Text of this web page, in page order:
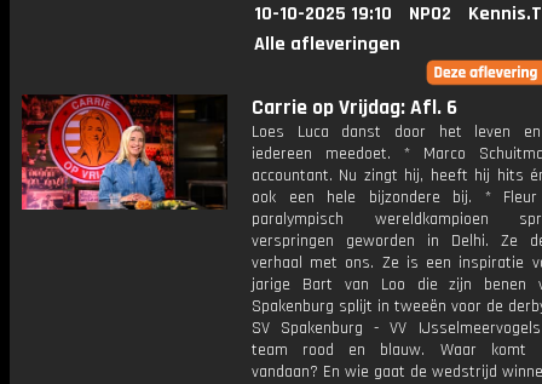
10-10-2025 19:10 NPO2
Alle afleveringen
Carrie op Vrijdag: Afl. 6
Loes Luca danst door het leven
iedereen meedoet. * Marco
accountant. Nu zingt hij, heeft hij hits
ook een hele bijzondere bij. *
paralympisch wereldkampioen
verspringen geworden in Delhi. Ze
verhaal met ons. Ze is een inspiratie
jarige Bart van Loo die zijn benen
Spakenburg splijt in tweeën voor de
SV Spakenburg - VV
team rood en blauw. Waar komt
vandaan? En wie gaat de wedstrijd